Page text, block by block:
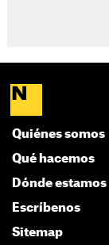
Quiénes somos
Qué hacemos
Dónde estamos
Escríbenos
Sitemap